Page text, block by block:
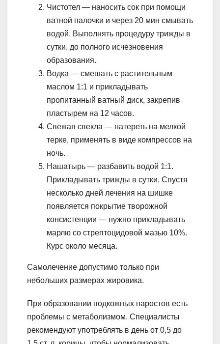
Чистотел — наносить сок при помощи
ватной палочки и через 20 мин смывать
водой. Выполнять процедуру трижды в
сутки, до полного исчезновения
образования.
Водка — смешать с растительным
маслом 1:1 и прикладывать
пропитанный ватный диск, закрепив
пластырем на 12 часов.
Свежая свекла — натереть на мелкой
терке, применять в виде компрессов на
ночь.
Нашатырь — разбавить водой 1:1.
Прикладывать трижды в сутки. Спустя
несколько дней лечения на шишке
появляется покрытие творожной
консистенции — нужно прикладывать
марлю со стрептоцидовой мазью 10%.
Курс около месяца.
Самолечение допустимо только при
небольших размерах жировика.
При образовании подкожных наростов есть
проблемы с метаболизмом. Специалисты
рекомендуют употреблять в день от 0,5 до